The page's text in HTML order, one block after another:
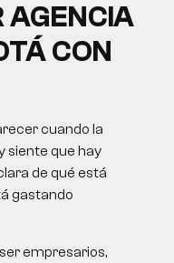
AGENCIA
CON
cuando la
siente que hay
de qué está
gastando
empresarios,